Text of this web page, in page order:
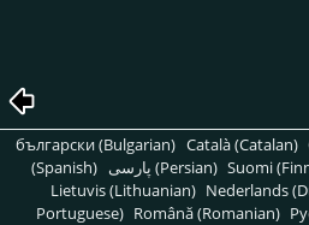
български (Bulgarian) Català (Catalan)
(Spanish)
پارسی (Persian) Suomi
Lietuvis (Lithuanian) Nederlands
Portuguese) Română (Romanian)